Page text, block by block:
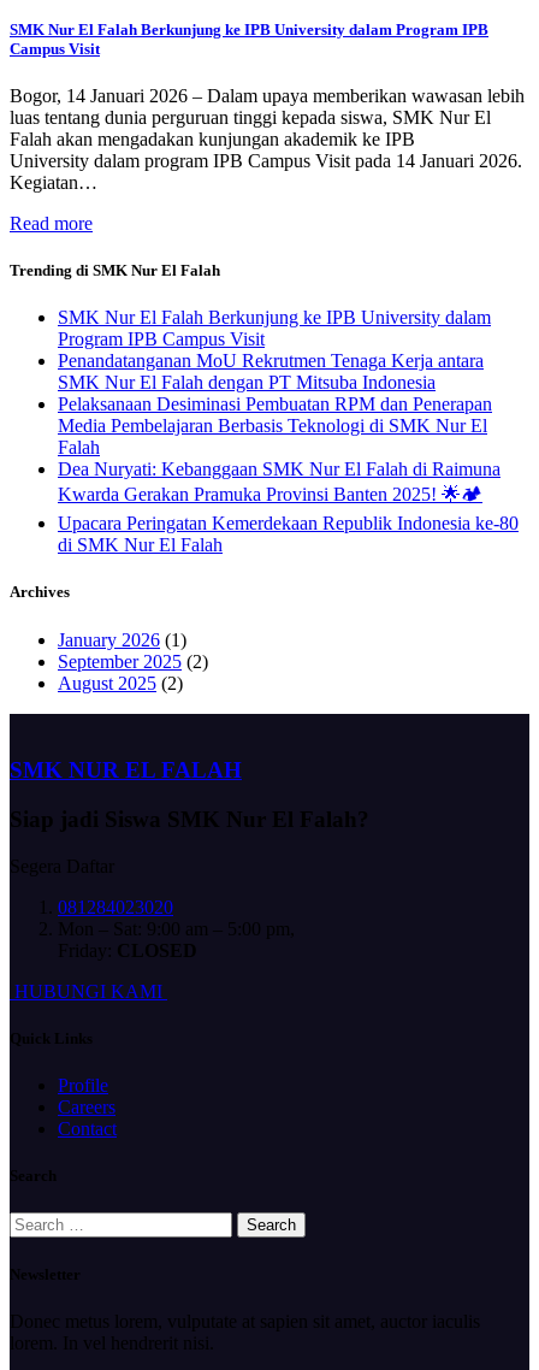
SMK Nur El Falah Berkunjung ke IPB University dalam Program IPB
Campus Visit
Bogor, 14 Januari 2026 – Dalam upaya memberikan wawasan lebih
luas tentang dunia perguruan tinggi kepada siswa, SMK Nur El
Falah akan mengadakan kunjungan akademik ke IPB
University dalam program IPB Campus Visit pada 14 Januari 2026.
Kegiatan…
Read more
Trending di SMK Nur El Falah
SMK Nur El Falah Berkunjung ke IPB University dalam
Program IPB Campus Visit
Penandatanganan MoU Rekrutmen Tenaga Kerja antara
SMK Nur El Falah dengan PT Mitsuba Indonesia
Pelaksanaan Desiminasi Pembuatan RPM dan Penerapan
Media Pembelajaran Berbasis Teknologi di SMK Nur El
Falah
Dea Nuryati: Kebanggaan SMK Nur El Falah di Raimuna
Kwarda Gerakan Pramuka Provinsi Banten 2025! 🌟🏕️
Upacara Peringatan Kemerdekaan Republik Indonesia ke-80
di SMK Nur El Falah
Archives
January 2026 (1)
September 2025 (2)
August 2025 (2)
SMK NUR EL FALAH
Siap jadi Siswa SMK Nur El Falah?
Segera Daftar
081284023020
Mon – Sat: 9:00 am – 5:00 pm,
Friday: CLOSED
HUBUNGI KAMI
Quick Links
Profile
Careers
Contact
Search
Search
for:
Newsletter
Donec metus lorem, vulputate at sapien sit amet, auctor iaculis
lorem. In vel hendrerit nisi.